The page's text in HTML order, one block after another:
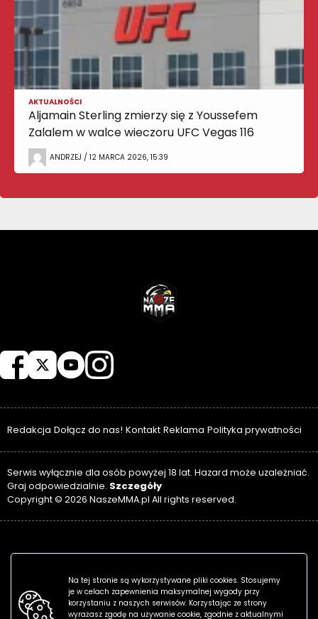
AKTUALNOŚCI
Aljamain Sterling zmierzy się z Youssefem
Zalalem w walce wieczoru UFC Vegas 116
ANDRZEJ / 12 MARCA 2026, 15:39
Redakcja Dołącz do nas! Kontakt Reklama Polityka prywatności
Serwis wyłącznie dla osób powyżej 18 lat. Hazard może uzależniać.
Graj odpowiedzialnie. Szczegóły
Copyright © 2026 NaszeMMA.pl All rights reserved.
Na tej stronie są wykorzystywane pliki cookies. Stosujemy
je w celach zapewnienia maksymalnej wygody przy
korzystaniu z naszych serwisów. Korzystając ze strony
wyrażasz zgodę na używanie cookie, zgodnie z aktualnymi